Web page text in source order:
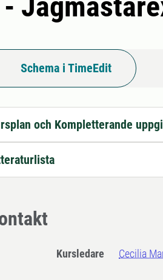
Schema i TimeEdit
och Kompletterande
Kursledare Cecilia